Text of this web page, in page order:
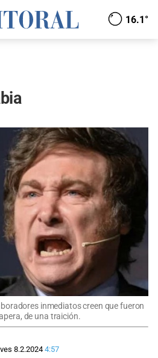
16.1°
inmediatos creen que fueron
de una traición.
8.2.2024 4:57